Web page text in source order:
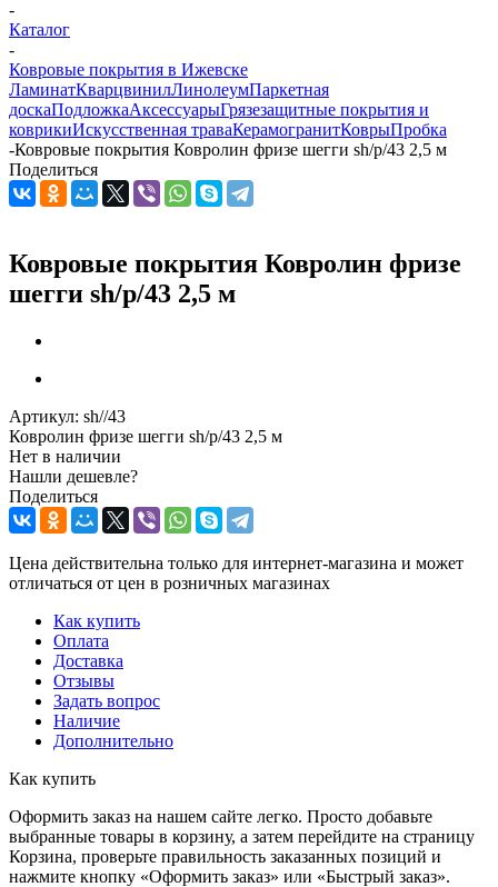
-
Каталог
-
Ковровые покрытия в Ижевске
ЛаминатКварцвинилЛинолеумПаркетная
доскаПодложкаАксессуарыГрязезащитные покрытия и
коврикиИскусственная траваКерамогранитКоврыПробка
-Ковровые покрытия Ковролин фризе шегги sh/p/43 2,5 м
Поделиться
Ковровые покрытия Ковролин фризе
шегги sh/p/43 2,5 м
Артикул: sh//43
Ковролин фризе шегги sh/p/43 2,5 м
Нет в наличии
Нашли дешевле?
Поделиться
Цена действительна только для интернет-магазина и может
отличаться от цен в розничных магазинах
Как купить
Оплата
Доставка
Отзывы
Задать вопрос
Наличие
Дополнительно
Как купить
Оформить заказ на нашем сайте легко. Просто добавьте
выбранные товары в корзину, а затем перейдите на страницу
Корзина, проверьте правильность заказанных позиций и
нажмите кнопку «Оформить заказ» или «Быстрый заказ».